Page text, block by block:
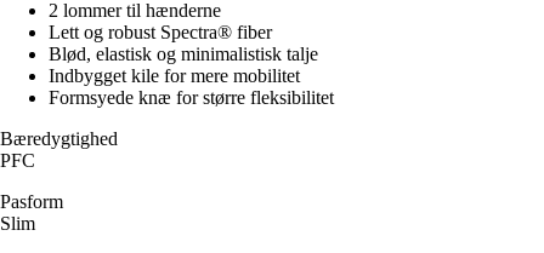
2 lommer til hænderne
Lett og robust Spectra® fiber
Blød, elastisk og minimalistisk talje
Indbygget kile for mere mobilitet
Formsyede knæ for større fleksibilitet
Bæredygtighed
PFC
Pasform
Slim